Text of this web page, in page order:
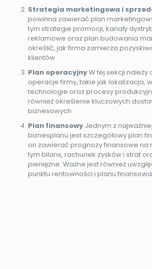
Strategia marketingowa i
powinna zawierać plan
tym strategie promocji, kanały
reklamowe oraz plan budowania
określić, jak firma zamierza
klientów.
Plan operacyjnyW tej sekcji
operacje firmy, takie jak lokalizacja,
technologie oraz procesy
również określenie kluczowych
biznesowych.
Plan finansowy Jednym z
biznesplanu jest szczegółowy plan
on zawierać prognozy finansowe na
tym bilans, rachunek zysków i strat
pieniężne. Ważne jest również
punktu rentowności i planu